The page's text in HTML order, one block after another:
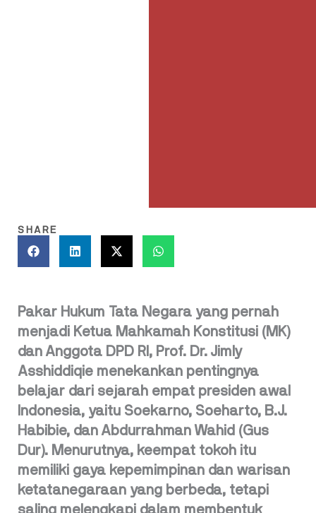
SHARE
Pakar Hukum Tata Negara yang pernah
menjadi Ketua Mahkamah Konstitusi (MK)
dan Anggota DPD RI, Prof. Dr. Jimly
Asshiddiqie menekankan pentingnya
belajar dari sejarah empat presiden awal
Indonesia, yaitu Soekarno, Soeharto, B.J.
Habibie, dan Abdurrahman Wahid (Gus
Dur). Menurutnya, keempat tokoh itu
memiliki gaya kepemimpinan dan warisan
ketatanegaraan yang berbeda, tetapi